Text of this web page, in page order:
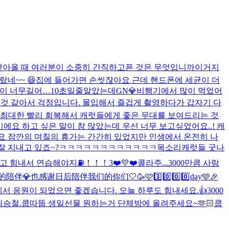
올 때 여러분이 소중히 간직하고픈 것은 무엇입니까이거지
네~~ 😆집에 들어가면 손씻잖아요 근데 핸드폰에 세균이 더
너무길어…10초일줄알았는데 GN💎비행기에서 많이 먹었어
같아서 걱정입니다. 몰입해서 즐겁게 촬영하다가 갑자기 다
대한 빨리 회복해서 캐럿들에게 좋은 무대를 보여드리는 것
요 하고 싶은 말이 참 많았는데 우선 너무 보고싶었어요..! 캐
잠깐의 며칠의 휴가는 간간히 있었지만 인생에서 온전히 나
지내고 있죠~?ㅋㅋㅋㅋㅋㅋㅋㅋㅋㅋㅋㅋ 목소리 캐럿들 굿나
힘내서 연습해야지⛽️！！！ 3❤️💛❤️콜라주...3000만큼 사랑
陪伴💎也感谢日后陪伴我们的你们🤍🥳🩷3️⃣0️⃣0️⃣0️⃣day🩵🎉
응원이 되었으면 좋겠습니다. 오늘 하루도 힘내세요.👍3000
승철.쿱따뚭 생일선물 원하는거 단체방에 올려주세요~🫶🏻쿱